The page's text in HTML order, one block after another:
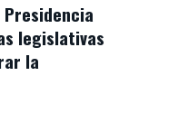
legislativas
la